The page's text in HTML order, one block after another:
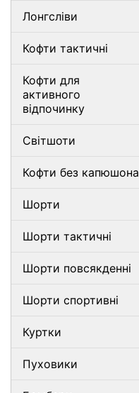
Лонгсліви
Кофти тактичні
Кофти для
активного
відпочинку
Світшоти
Кофти без капюшона
Шорти
Шорти тактичні
Шорти повсякденні
Шорти спортивні
Куртки
Пуховики